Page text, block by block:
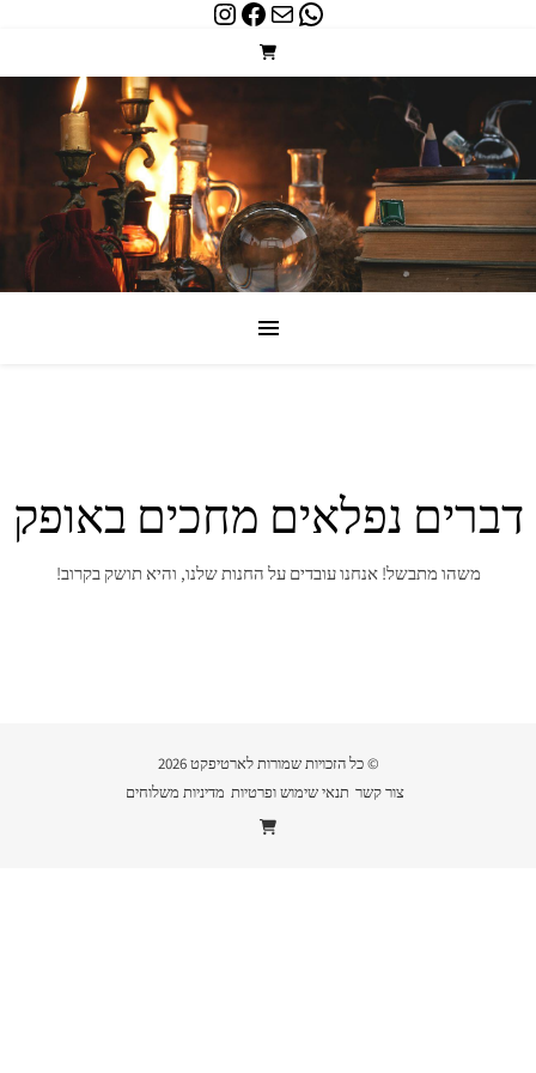
WhatsApp
Mail
Facebook
Instagram
דברים נפלאים מחכים באופק
משהו מתבשל! אנחנו עובדים על החנות שלנו, והיא תושק בקרוב!
© כל הזכויות שמורות לארטיפקט 2026
צור קשר תנאי שימוש ופרטיות מדיניות משלוחים